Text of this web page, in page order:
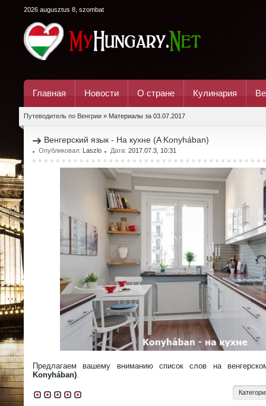
2026 augusztus 8, szombat
Главная Новости О стране Кулинария
Путеводитель по Венгрии » Материалы за 03.07.2017
Венгерский язык - На кухне (A Konyhában)
Опубликовал: Laszlo Дата: 2017.07.3, 10:31
Предлагаем вашему вниманию список слов на
Konyhában).